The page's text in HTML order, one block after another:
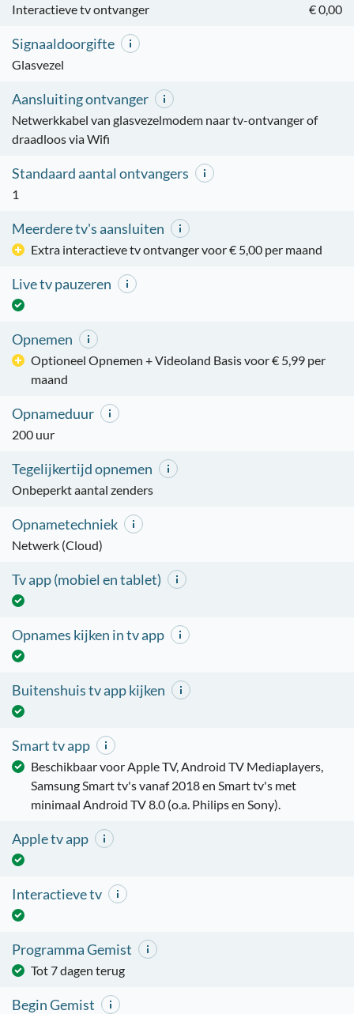
Interactieve tv ontvanger € 0,00
Signaaldoorgifte
Glasvezel
Aansluiting ontvanger
Netwerkkabel van glasvezelmodem naar tv-ontvanger of
draadloos via Wifi
Standaard aantal ontvangers
1
Meerdere tv's aansluiten
Extra interactieve tv ontvanger voor € 5,00 per maand
Live tv pauzeren
Opnemen
Optioneel Opnemen + Videoland Basis voor € 5,99 per
maand
Opnameduur
200 uur
Tegelijkertijd opnemen
Onbeperkt aantal zenders
Opnametechniek
Netwerk (Cloud)
Tv app (mobiel en tablet)
Opnames kijken in tv app
Buitenshuis tv app kijken
Smart tv app
Beschikbaar voor Apple TV, Android TV Mediaplayers,
Samsung Smart tv's vanaf 2018 en Smart tv's met
minimaal Android TV 8.0 (o.a. Philips en Sony).
Apple tv app
Interactieve tv
Programma Gemist
Tot 7 dagen terug
Begin Gemist